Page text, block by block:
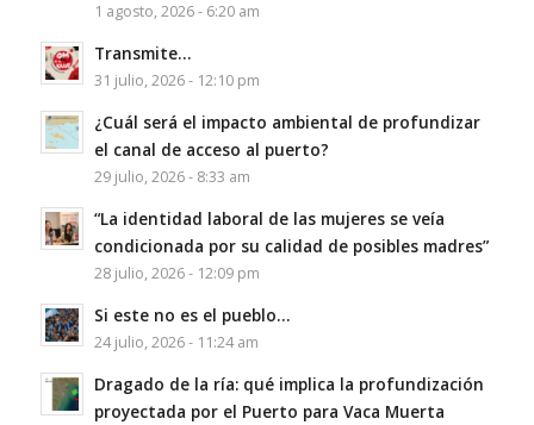
1 agosto, 2026 - 6:20 am
Transmite…
31 julio, 2026 - 12:10 pm
¿Cuál será el impacto ambiental de profundizar
el canal de acceso al puerto?
29 julio, 2026 - 8:33 am
“La identidad laboral de las mujeres se veía
condicionada por su calidad de posibles madres”
28 julio, 2026 - 12:09 pm
Si este no es el pueblo…
24 julio, 2026 - 11:24 am
Dragado de la ría: qué implica la profundización
proyectada por el Puerto para Vaca Muerta